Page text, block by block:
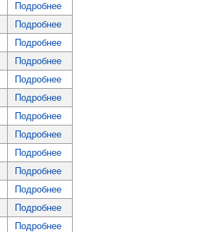
Подробнее
Подробнее
Подробнее
Подробнее
Подробнее
Подробнее
Подробнее
Подробнее
Подробнее
Подробнее
Подробнее
Подробнее
Подробнее